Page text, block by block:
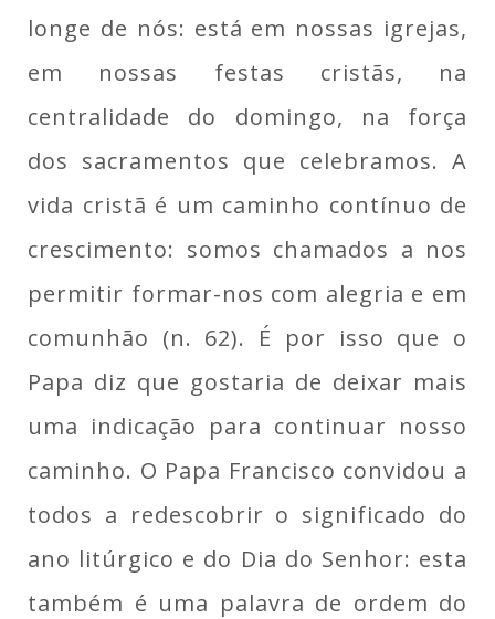
longe de nós: está em nossas igrejas,
em nossas festas cristãs, na
centralidade do domingo, na força
dos sacramentos que celebramos. A
vida cristã é um caminho contínuo de
crescimento: somos chamados a nos
permitir formar-nos com alegria e em
comunhão (n. 62). É por isso que o
Papa diz que gostaria de deixar mais
uma indicação para continuar nosso
caminho. O Papa Francisco convidou a
todos a redescobrir o significado do
ano litúrgico e do Dia do Senhor: esta
também é uma palavra de ordem do